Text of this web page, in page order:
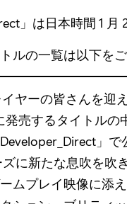
」は日本時間 1
ルの一覧は以下をご
ヤーの皆さんを迎
売するタイトルの
」
ズに新たな息吹を吹
ムプレイ映像に添